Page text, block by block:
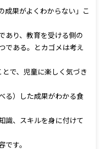
成果がよくわからない」こ
あり、教育を受ける側の
である。とカゴメは考え
とで、児童に楽しく気づき
る）した成果がわかる食
識、スキルを身に付けて
す。